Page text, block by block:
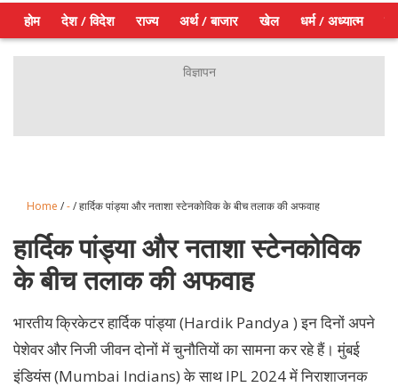
होम देश / विदेश राज्य अर्थ / बाजार खेल धर्म / अध्यात्म
Home /-/ हार्दिक पांड्या और नताशा स्टेनकोविक के बीच तलाक की अफवाह
हार्दिक पांड्या और नताशा स्टेनकोविक
के बीच तलाक की अफवाह
भारतीय क्रिकेटर हार्दिक पांड्या (Hardik Pandya ) इन दिनों अपने
पेशेवर और निजी जीवन दोनों में चुनौतियों का सामना कर रहे हैं। मुंबई
इंडियंस (Mumbai Indians) के साथ IPL 2024 में निराशाजनक